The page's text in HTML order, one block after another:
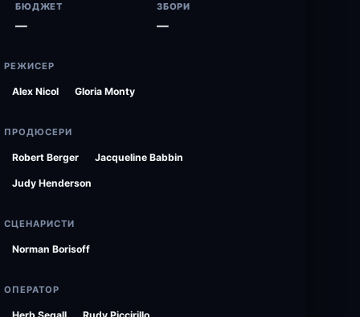
БЮДЖЕТ
—
ЗБОРИ
—
РЕЖИСЕР
Alex Nicol Gloria Monty
ПРОДЮСЕРИ
Robert Berger Jacqueline Babbin
Judy Henderson
СЦЕНАРИСТИ
Norman Borisoff
ОПЕРАТОР
Herb Segall Rudy Piccirillo